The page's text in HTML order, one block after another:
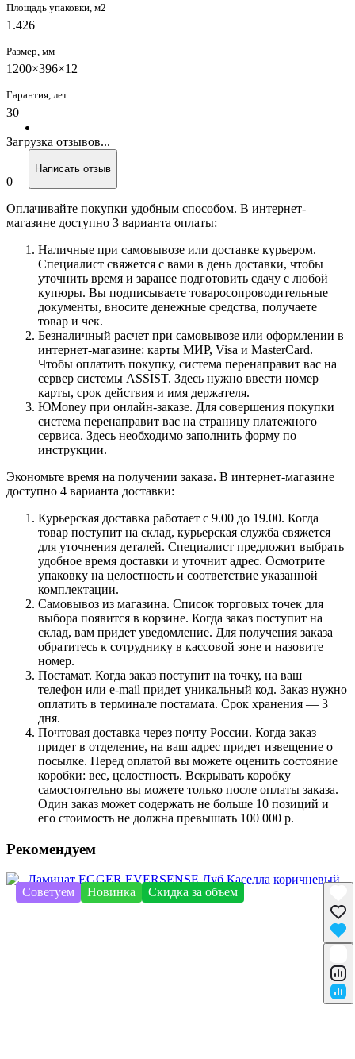
Площадь упаковки, м2
1.426
Размер, мм
1200×396×12
Гарантия, лет
30
Загрузка отзывов...
0
Написать отзыв
Оплачивайте покупки удобным способом. В интернет-
магазине доступно 3 варианта оплаты:
Наличные при самовывозе или доставке курьером.
Специалист свяжется с вами в день доставки, чтобы
уточнить время и заранее подготовить сдачу с любой
купюры. Вы подписываете товаросопроводительные
документы, вносите денежные средства, получаете
товар и чек.
Безналичный расчет при самовывозе или оформлении в
интернет-магазине: карты МИР, Visa и MasterCard.
Чтобы оплатить покупку, система перенаправит вас на
сервер системы ASSIST. Здесь нужно ввести номер
карты, срок действия и имя держателя.
ЮMoney при онлайн-заказе. Для совершения покупки
система перенаправит вас на страницу платежного
сервиса. Здесь необходимо заполнить форму по
инструкции.
Экономьте время на получении заказа. В интернет-магазине
доступно 4 варианта доставки:
Курьерская доставка работает с 9.00 до 19.00. Когда
товар поступит на склад, курьерская служба свяжется
для уточнения деталей. Специалист предложит выбрать
удобное время доставки и уточнит адрес. Осмотрите
упаковку на целостность и соответствие указанной
комплектации.
Самовывоз из магазина. Список торговых точек для
выбора появится в корзине. Когда заказ поступит на
склад, вам придет уведомление. Для получения заказа
обратитесь к сотруднику в кассовой зоне и назовите
номер.
Постамат. Когда заказ поступит на точку, на ваш
телефон или e-mail придет уникальный код. Заказ нужно
оплатить в терминале постамата. Срок хранения — 3
дня.
Почтовая доставка через почту России. Когда заказ
придет в отделение, на ваш адрес придет извещение о
посылке. Перед оплатой вы можете оценить состояние
коробки: вес, целостность. Вскрывать коробку
самостоятельно вы можете только после оплаты заказа.
Один заказ может содержать не больше 10 позиций и
его стоимость не должна превышать 100 000 р.
Рекомендуем
Советуем Новинка Скидка за объем